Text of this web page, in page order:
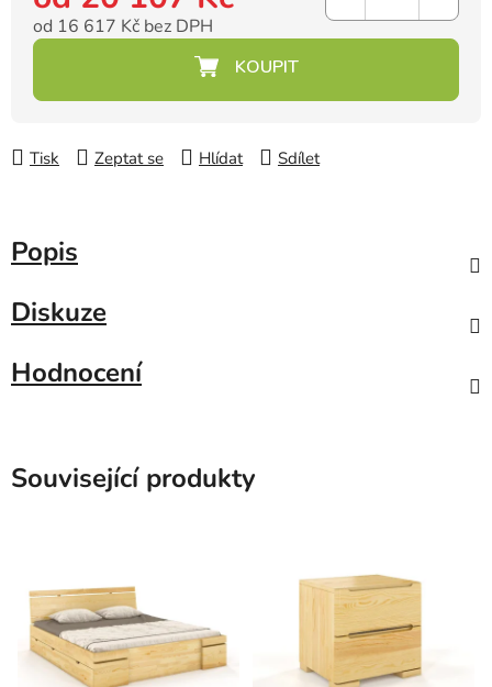
od 16 617 Kč bez DPH
Tisk Zeptat se Hlídat Sdílet
Popis
Diskuze
Hodnocení
Související produkty